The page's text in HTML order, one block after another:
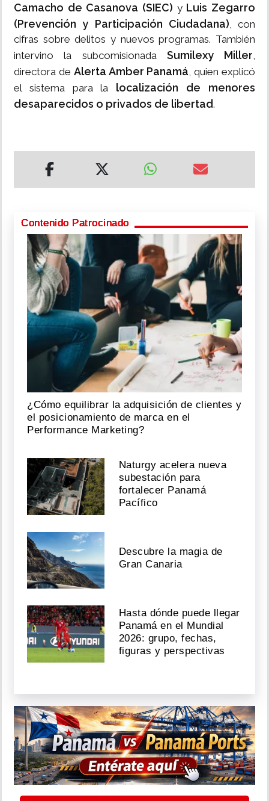
Camacho de Casanova (SIEC) y Luis Zegarro
(Prevención y Participación Ciudadana), con
cifras sobre delitos y nuevos programas. También
intervino la subcomisionada Sumilexy Miller,
directora de Alerta Amber Panamá, quien explicó
el sistema para la localización de menores
desaparecidos o privados de libertad.
Contenido Patrocinado
¿Cómo equilibrar la adquisición de clientes y
el posicionamiento de marca en el
Performance Marketing?
Naturgy acelera nueva
subestación para
fortalecer Panamá
Pacífico
Descubre la magia de
Gran Canaria
Hasta dónde puede llegar
Panamá en el Mundial
2026: grupo, fechas,
figuras y perspectivas